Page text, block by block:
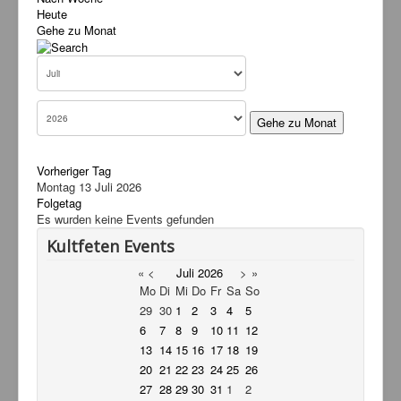
Service
Livestream
Links
Kontakt
Heute
Gehe zu Monat
Gehe zu Monat
Vorheriger Tag
Montag 13 Juli 2026
Folgetag
Es wurden keine Events gefunden
Kultfeten Events
« < Juli 2026 > »
Mo Di Mi Do Fr Sa So
29 30 1 2 3 4
5
6
7 8 9 10 11 12
13 14 15 16 17 18 19
20 21 22 23 24 25 26
27 28 29 30 31 1 2